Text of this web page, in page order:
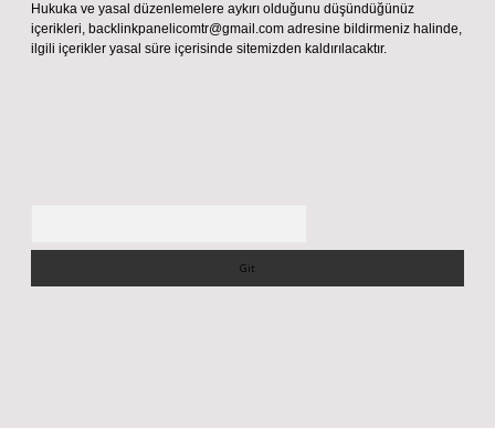
Hukuka ve yasal düzenlemelere aykırı olduğunu düşündüğünüz
içerikleri, backlinkpanelicomtr@gmail.com adresine bildirmeniz halinde,
ilgili içerikler yasal süre içerisinde sitemizden kaldırılacaktır.